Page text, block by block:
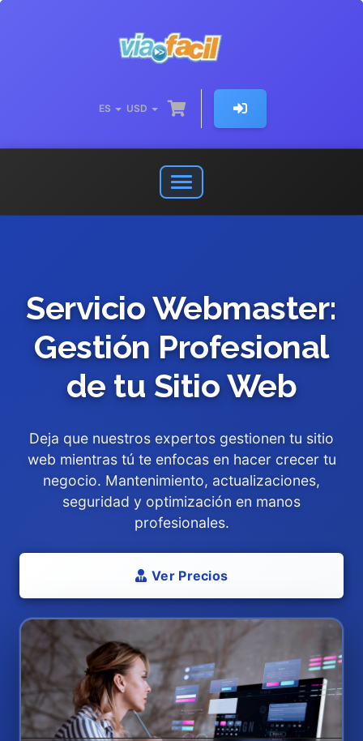
ES USD
Abrir
o
Servicio Webmaster:
Gestión Profesional
de tu Sitio Web
Deja que nuestros expertos gestionen tu sitio
web mientras tú te enfocas en hacer crecer tu
negocio. Mantenimiento, actualizaciones,
seguridad y optimización en manos
profesionales.
Ver Precios